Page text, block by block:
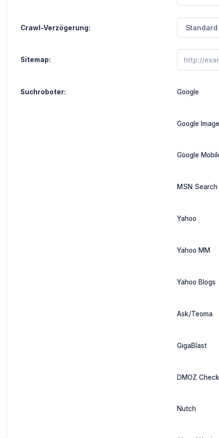
Crawl-Verzögerung:
Sitemap:
Suchroboter: Google
Google Image
Google
MSN Search
Yahoo
Yahoo MM
Yahoo Blogs
Ask/Teoma
GigaBlast
DMOZ
Nutch